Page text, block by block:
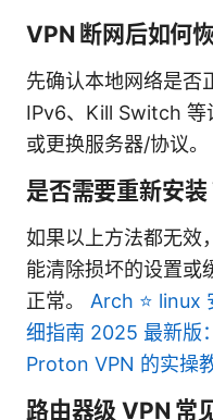
VPN 断网后如何
先确认本地网络是否
IPv6、Kill Switch 等
或更换服务器/协议。
是否需要重新安装
如果以上方法都无效
能清除损坏的设置或
正常。 Arch ⭐ linux
细指南 2025 最新版
Proton VPN 的实操
路由器级 VPN 常